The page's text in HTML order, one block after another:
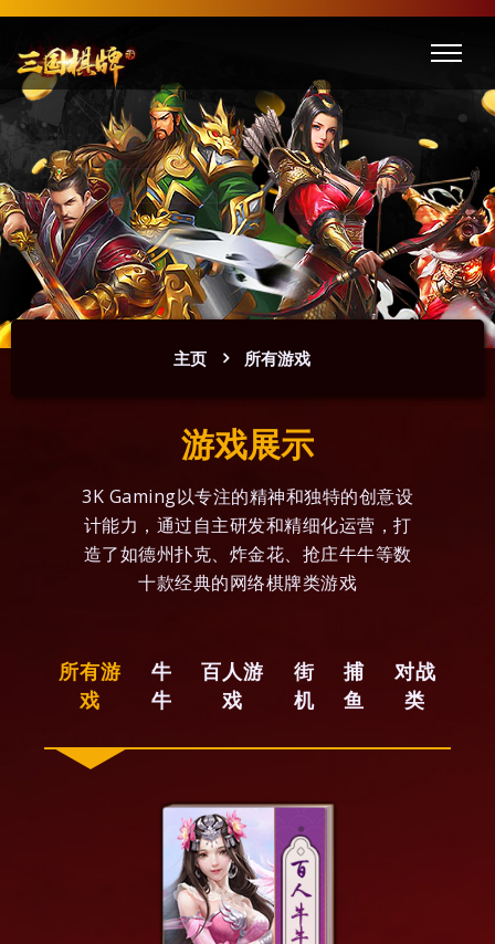
主页 所有游戏
游戏展示
3K Gaming以专注的精神和独特的创意设
计能力，通过自主研发和精细化运营，打
造了如德州扑克、炸金花、抢庄牛牛等数
十款经典的网络棋牌类游戏
所有游
戏
牛
牛
百人游
戏
街
机
捕
鱼
对战
类